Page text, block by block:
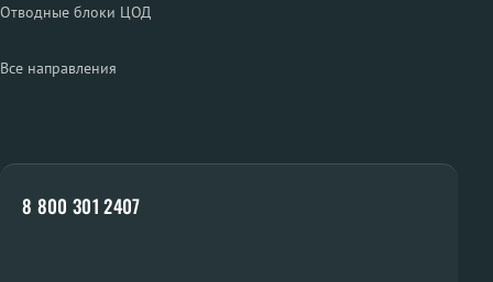
Отводные блоки ЦОД
Все направления
8 800 301 2407